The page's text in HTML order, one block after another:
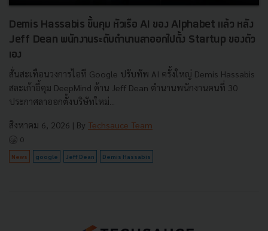
Demis Hassabis ขึ้นคุม หัวเรือ AI ของ Alphabet แล้ว หลัง
Jeff Dean พนักงานระดับตำนานลาออกไปตั้ง Startup ของตัว
เอง
สั่นสะเทือนวงการไอที Google ปรับทัพ AI ครั้งใหญ่ Demis Hassabis
สละเก้าอี้คุม DeepMind ด้าน Jeff Dean ตำนานพนักงานคนที่ 30
ประกาศลาออกตั้งบริษัทใหม่...
สิงหาคม 6, 2026 | By Techsauce Team
0
News google Jeff Dean Demis Hassabis